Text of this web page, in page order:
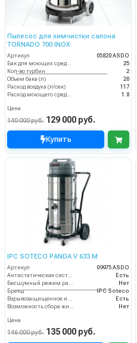
Пылесос для химчистки салона
TORNADO 700 INOX
Артикул
05820 ASDO
Бак для моющих средств
25
Кол-во турбин
2
Объем бака (л)
20
Расход воздуха (л/сек)
117
Расход моющего средства
1.8
Цена
140 000 руб. 129 000 руб.
Купить
IPC SOTECO PANDA V 633 M
Артикул
09975 ASDO
Есть
Нет
Бренд
IPC Soteco
Есть
Нет
Цена
146 000 руб. 135 000 руб.